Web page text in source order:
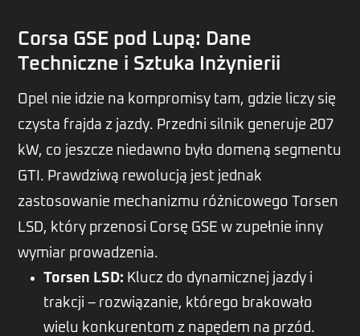
Corsa GSE pod Lupą: Dane
Techniczne i Sztuka Inżynierii
Opel nie idzie na kompromisy tam, gdzie liczy się
czysta frajda z jazdy. Przedni silnik generuje 207
kW, co jeszcze niedawno było domeną segmentu
GTI. Prawdziwą rewolucją jest jednak
zastosowanie mechanizmu różnicowego Torsen
LSD, który przenosi Corsę GSE w zupełnie inny
wymiar prowadzenia.
Torsen LSD: Klucz do dynamicznej jazdy i
trakcji – rozwiązanie, którego brakowało
wielu konkurentom z napędem na przód.